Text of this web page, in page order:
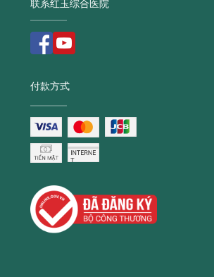
联系红玉综合医院
付款方式